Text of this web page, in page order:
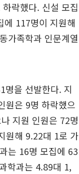
락했다. 신설 모집
에 117명이 지원해
가족학과 인문계열
명을 선발한다. 지
원은 9명 하락했으
지원 인원은 72명
원해 9.22대 1로 가
는 16명 모집에 63
학과는 4.89대 1,